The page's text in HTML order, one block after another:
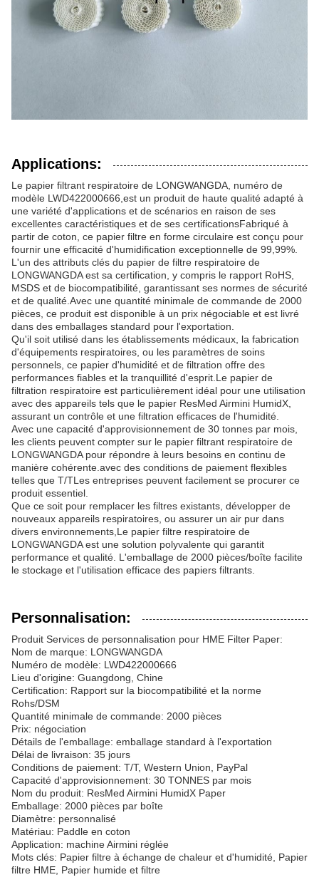
Applications:
Le papier filtrant respiratoire de LONGWANGDA, numéro de
modèle LWD422000666,est un produit de haute qualité adapté à
une variété d'applications et de scénarios en raison de ses
excellentes caractéristiques et de ses certificationsFabriqué à
partir de coton, ce papier filtre en forme circulaire est conçu pour
fournir une efficacité d'humidification exceptionnelle de 99,99%.
L'un des attributs clés du papier de filtre respiratoire de
LONGWANGDA est sa certification, y compris le rapport RoHS,
MSDS et de biocompatibilité, garantissant ses normes de sécurité
et de qualité.Avec une quantité minimale de commande de 2000
pièces, ce produit est disponible à un prix négociable et est livré
dans des emballages standard pour l'exportation.
Qu'il soit utilisé dans les établissements médicaux, la fabrication
d'équipements respiratoires, ou les paramètres de soins
personnels, ce papier d'humidité et de filtration offre des
performances fiables et la tranquillité d'esprit.Le papier de
filtration respiratoire est particulièrement idéal pour une utilisation
avec des appareils tels que le papier ResMed Airmini HumidX,
assurant un contrôle et une filtration efficaces de l'humidité.
Avec une capacité d'approvisionnement de 30 tonnes par mois,
les clients peuvent compter sur le papier filtrant respiratoire de
LONGWANGDA pour répondre à leurs besoins en continu de
manière cohérente.avec des conditions de paiement flexibles
telles que T/TLes entreprises peuvent facilement se procurer ce
produit essentiel.
Que ce soit pour remplacer les filtres existants, développer de
nouveaux appareils respiratoires, ou assurer un air pur dans
divers environnements,Le papier filtre respiratoire de
LONGWANGDA est une solution polyvalente qui garantit
performance et qualité. L'emballage de 2000 pièces/boîte facilite
le stockage et l'utilisation efficace des papiers filtrants.
Personnalisation:
Produit Services de personnalisation pour HME Filter Paper:
Nom de marque: LONGWANGDA
Numéro de modèle: LWD422000666
Lieu d'origine: Guangdong, Chine
Certification: Rapport sur la biocompatibilité et la norme
Rohs/DSM
Quantité minimale de commande: 2000 pièces
Prix: négociation
Détails de l'emballage: emballage standard à l'exportation
Délai de livraison: 35 jours
Conditions de paiement: T/T, Western Union, PayPal
Capacité d'approvisionnement: 30 TONNES par mois
Nom du produit: ResMed Airmini HumidX Paper
Emballage: 2000 pièces par boîte
Diamètre: personnalisé
Matériau: Paddle en coton
Application: machine Airmini réglée
Mots clés: Papier filtre à échange de chaleur et d'humidité, Papier
filtre HME, Papier humide et filtre